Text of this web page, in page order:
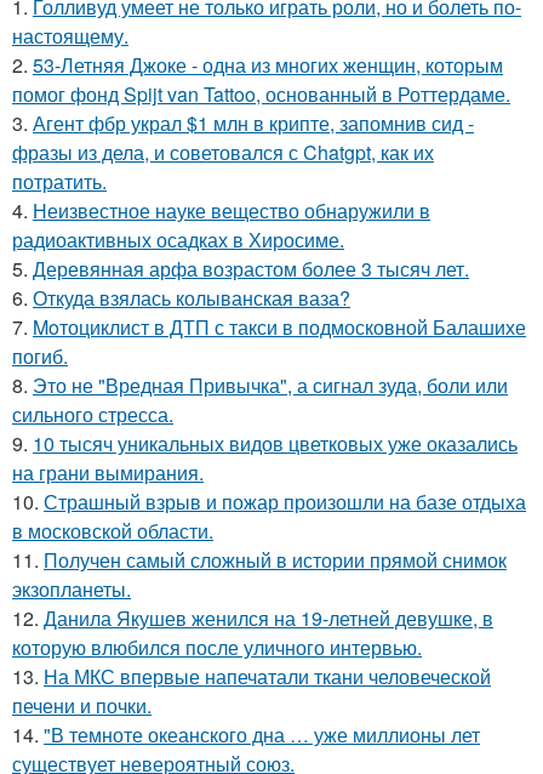
1. Голливуд умеет не только играть роли, но и болеть по-
настоящему.
2. 53-Летняя Джоке - одна из многих женщин, которым
помог фонд Spijt van Tattoo, основанный в Роттердаме.
3. Агент фбр украл $1 млн в крипте, запомнив сид -
фразы из дела, и советовался с Chatgpt, как их
потратить.
4. Неизвестное науке вещество обнаружили в
радиоактивных осадках в Хиросиме.
5. Деревянная арфа возрастом более 3 тысяч лет.
6. Откуда взялась колыванская ваза?
7. Moтоциклист в ДТП с такси в подмосковной Балашихе
погиб.
8. Это не "Вредная Привычка", а сигнал зуда, боли или
сильного стресса.
9. 10 тысяч уникальных видов цветковых уже оказались
на грани вымирания.
10. Страшный взрыв и пожар произошли на базе отдыха
в московской области.
11. Получен самый сложный в истории прямой снимок
экзопланеты.
12. Данила Якушев женился на 19-летней девушке, в
которую влюбился после уличного интервью.
13. На МКС впервые напечатали ткани человеческой
печени и почки.
14. "В темноте океанского дна … уже миллионы лет
существует невероятный союз.